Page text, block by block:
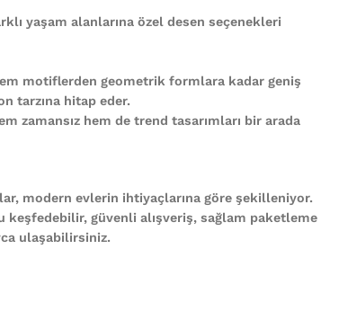
yaşam alanlarına özel desen seçenekleri
motiflerden geometrik formlara kadar geniş
tarzına hitap eder.
zamansız hem de trend tasarımları bir arada
modern evlerin ihtiyaçlarına göre şekilleniyor.
keşfedebilir, güvenli alışveriş, sağlam paketleme
ulaşabilirsiniz.